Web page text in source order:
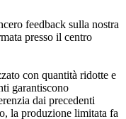
feedback sulla nostra
presso il centro
con quantità ridotte e
garantiscono
dai precedenti
la produzione limitata fa